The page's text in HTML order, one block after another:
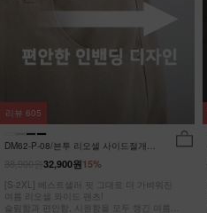
DM62-P-08/븐투 리오셀 사이드절개팬
15%
32,900원
[S-2XL] 베스트셀러 핏 그대로 더 가벼워진
여름 리오셀 와이드 팬츠!
슬림함과 편안함, 시원함을 모두 챙긴 여름
리뷰 605